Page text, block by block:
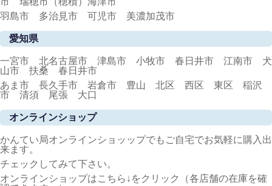
羽島市 多治見市 可児市 美濃加茂市
愛知県
一宮市 北名古屋市 津島市 小牧市 春日井市 江南市 犬
山市 扶桑 春日井市
あま市 長久手市 岩倉市 豊山 北区 西区 東区 稲沢
市 清須 尾張 大口
オンラインショップ
かんてい局オンラインショッップでもご自宅でお気軽に購入出
来ます。
チェックしてみて下さい。
オンラインショップはこちら↓をクリック（各店舗の在庫を確